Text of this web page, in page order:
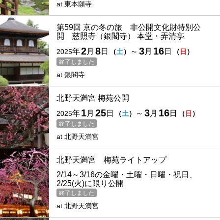
at 東本願寺
第59回 京の冬の旅 非公開文化財特別公
開 慈照寺（銀閣寺） 本堂・弄清亭
終了しました
2025年2月 8日 （土） ～ 3月 16日 （日 ）
at 銀閣寺
北野天満宮 梅苑公開
終了しました
2025年1月 25日 （土） ～ 3月 16日 （日 ）
at 北野天満宮
北野天満宮 梅苑ライトアップ
終了しました
2/14～3/16の金曜・土曜・日曜・祝日、
2/25(火)に限り公開
at 北野天満宮